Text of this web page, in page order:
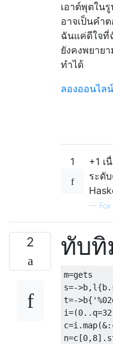
เอาต์พุตใน
อาจเป็นคำ
ฉันแค่ดีใจที่
ยังคงพยาย
ทำได้
ลองออนไล
1
+1 เ
ระดั
— Fox
2 ทับทิ
m=gets
s=->b,l {b.
t=->b{
i=(0. . q=32
c=i .map(&:
n=c [0,8].